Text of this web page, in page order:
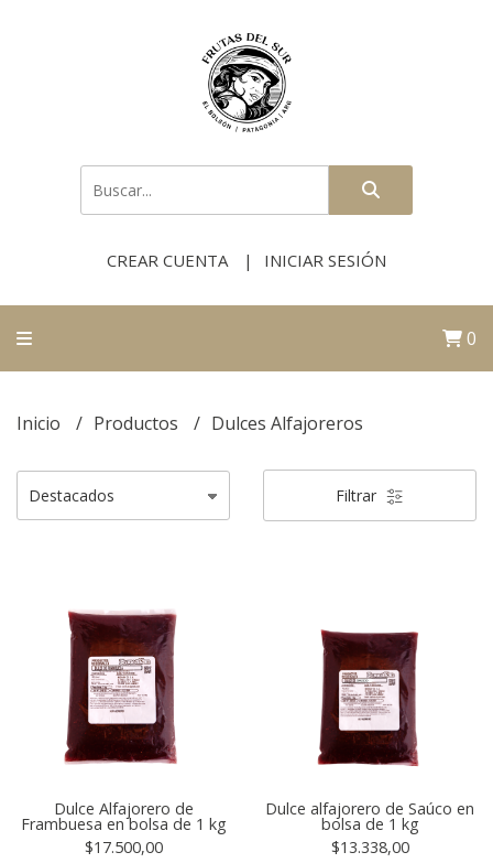
CREAR CUENTA INICIAR SESIÓN
0
Inicio Productos Dulces Alfajoreros
Filtrar
Dulce Alfajorero de
Frambuesa en bolsa de 1 kg
$17.500,00
Dulce alfajorero de Saúco en
bolsa de 1 kg
$13.338,00